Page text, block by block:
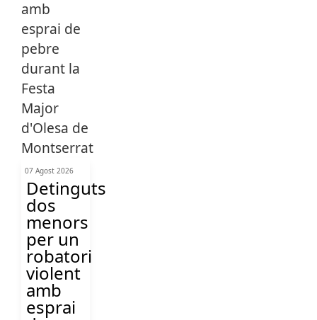
07 Agost 2026
Detinguts
dos
menors
per un
robatori
violent
amb
esprai